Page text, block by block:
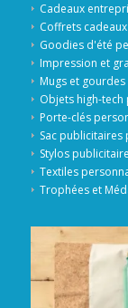
Cadeaux
Coffrets
Goodies d'été
Impression et
Mugs et
Objets high-
Porte-clés
Sac publicitaires
Stylos
Textiles
Trophées et